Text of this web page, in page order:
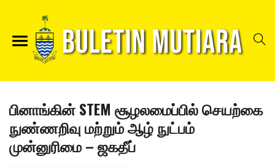
பினாங்கின் STEM சூழலமைப்பில் செயற்கை
நுண்ணறிவு மற்றும் ஆழ் நுட்பம்
முன்னுரிமை – ஜகதீப்